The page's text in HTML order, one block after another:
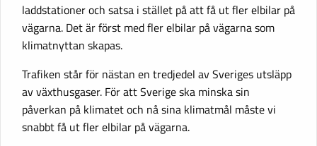
laddstationer och satsa i stället på att få ut fler elbilar på
vägarna. Det är först med fler elbilar på vägarna som
klimatnyttan skapas.
Trafiken står för nästan en tredjedel av Sveriges utsläpp
av växthusgaser. För att Sverige ska minska sin
påverkan på klimatet och nå sina klimatmål måste vi
snabbt få ut fler elbilar på vägarna.